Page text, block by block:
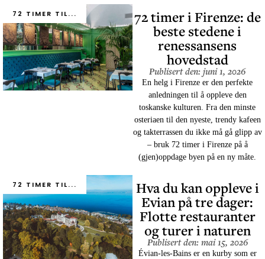
72 TIMER TIL... 72 timer i Firenze: de
beste stedene i
renessansens
hovedstad
Publisert den: juni 1, 2026
En helg i Firenze er den perfekte
anledningen til å oppleve den
toskanske kulturen. Fra den minste
osteriaen til den nyeste, trendy kafeen
og takterrassen du ikke må gå glipp av
– bruk 72 timer i Firenze på å
(gjen)oppdage byen på en ny måte.
72 TIMER TIL... Hva du kan oppleve i
Evian på tre dager:
Flotte restauranter
og turer i naturen
Publisert den: mai 15, 2026
Évian-les-Bains er en kurby som er